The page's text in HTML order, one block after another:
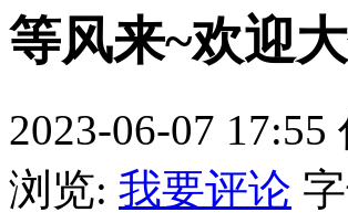
等风来~欢迎
2023-06-07 17:55
浏览: 我要评论